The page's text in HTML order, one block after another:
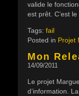
valide le
est prêt. C’est
Tags: fail
Posted in Projet
Mon
14/09/2011
Le projet
d’information.